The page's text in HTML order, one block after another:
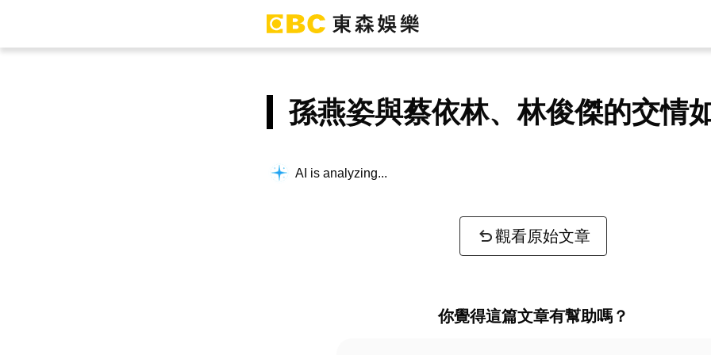
孫燕姿與蔡依林、林俊傑的交情
AI is analyzing...
觀看原始文章
你覺得這篇文章有幫助嗎？